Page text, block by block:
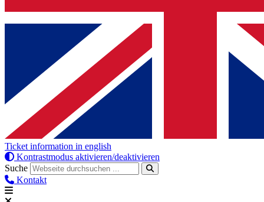
Ticket information in english
Kontrastmodus aktivieren/deaktivieren
Suche
Kontakt